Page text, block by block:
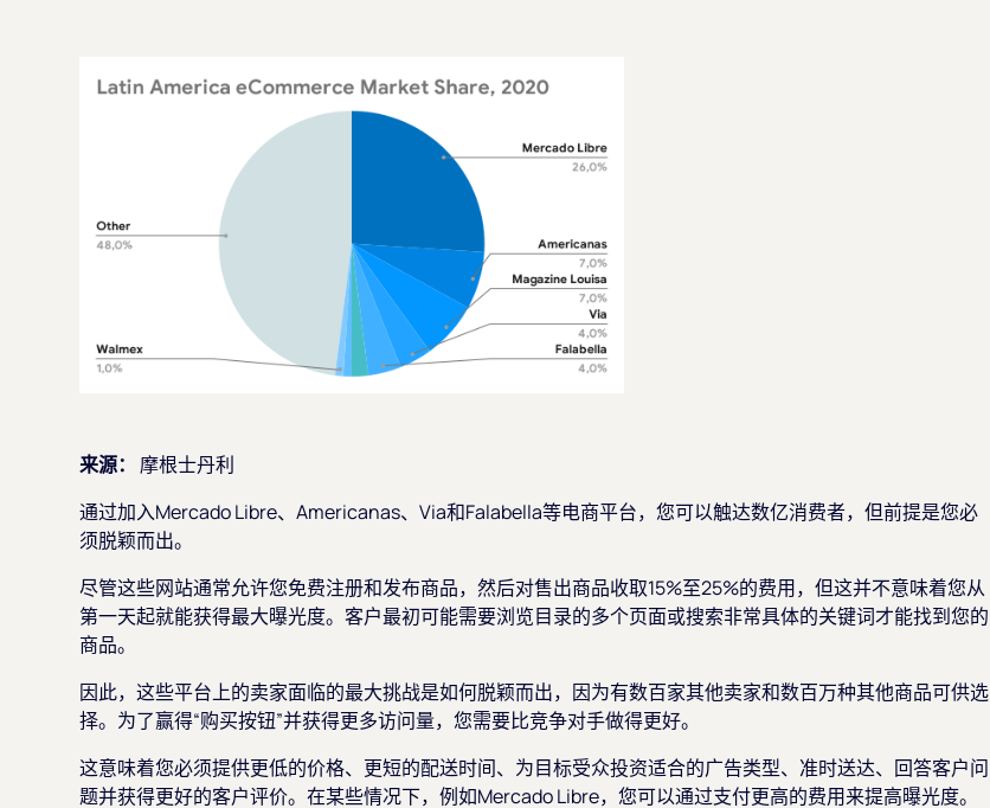
来源： 摩根士丹利
通过加入Mercado Libre、Americanas、Via和Falabella等电商平台，您可以触达数亿消费者，但前提是您必
须脱颖而出。
尽管这些网站通常允许您免费注册和发布商品，然后对售出商品收取15%至25%的费用，但这并不意味着您从
第一天起就能获得最大曝光度。客户最初可能需要浏览目录的多个页面或搜索非常具体的关键词才能找到您的
商品。
因此，这些平台上的卖家面临的最大挑战是如何脱颖而出，因为有数百家其他卖家和数百万种其他商品可供选
择。为了赢得“购买按钮”并获得更多访问量，您需要比竞争对手做得更好。
这意味着您必须提供更低的价格、更短的配送时间、为目标受众投资适合的广告类型、准时送达、回答客户问
题并获得更好的客户评价。在某些情况下，例如Mercado Libre，您可以通过支付更高的费用来提高曝光度。